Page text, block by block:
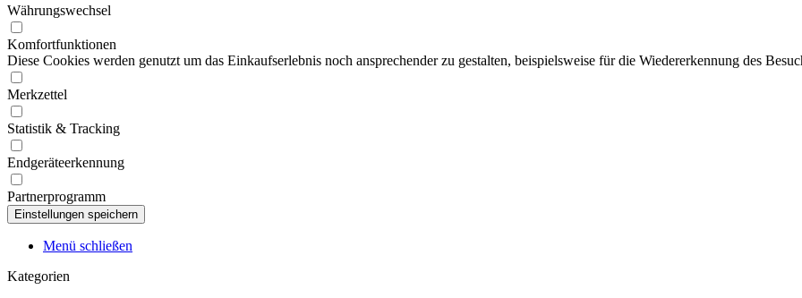
Währungswechsel
Komfortfunktionen
Diese Cookies werden genutzt um das Einkaufserlebnis noch ansprechender zu gestalten, beispielsweise für die Wiedererkennung des
Merkzettel
Statistik & Tracking
Endgeräteerkennung
Partnerprogramm
Menü schließen
Kategorien